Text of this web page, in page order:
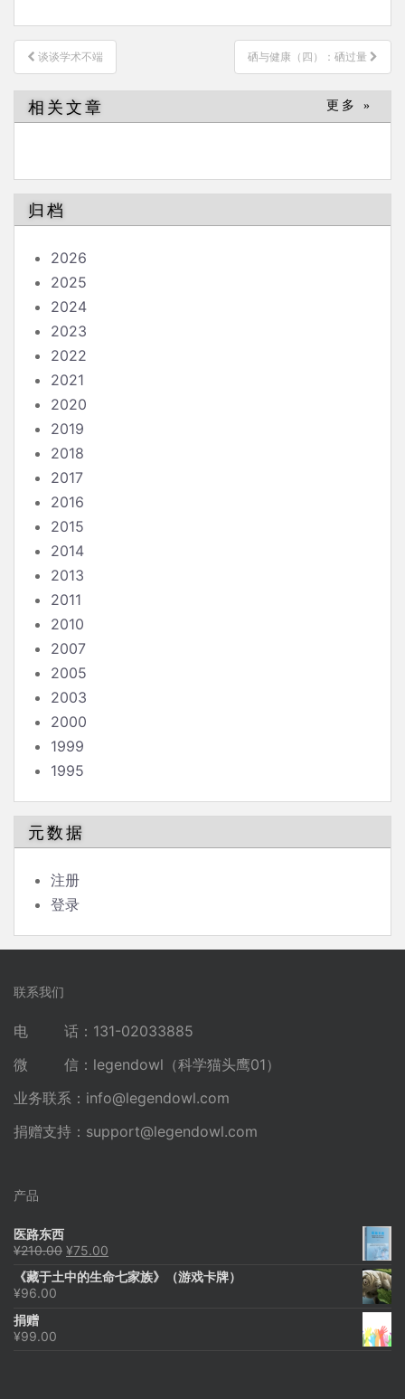
文
章
导
航
谈谈学术不端 硒与健康（四）：硒过量
相关文章 更多 »
归档
2026
2025
2024
2023
2022
2021
2020
2019
2018
2017
2016
2015
2014
2013
2011
2010
2007
2005
2003
2000
1999
1995
元数据
注册
登录
联系我们
电 话：131-02033885
微 信：legendowl（科学猫头鹰01）
业务联系： info@legendowl.com
捐赠支持： support@legendowl.com
产品
医路东西
¥210.00 原
为：
¥75.00
价
《藏于土中的生命七家族》（游戏卡牌）
¥96.00
捐赠
¥99.00